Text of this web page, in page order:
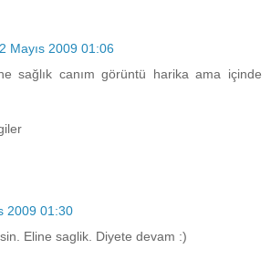
2 Mayıs 2009 01:06
sağlık canım görüntü harika ama içinde
2009 01:30
Eline saglik. Diyete devam :)